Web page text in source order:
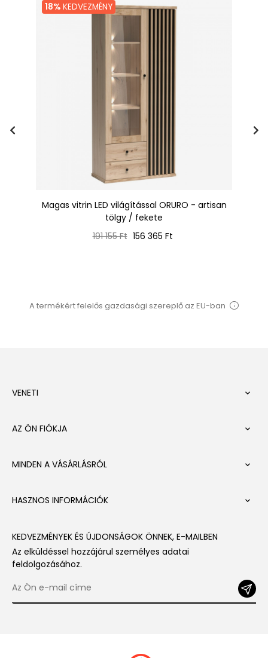
18% KEDVEZMÉNY
Magas vitrin LED világítással ORURO - artisan
tölgy / fekete
Normál
191 155 Ft Ár
156 365 Ft
A termékért felelős gazdasági szereplő az EU-ban
VENETI 
AZ ÖN FIÓKJA 
MINDEN A VÁSÁRLÁSRÓL 
HASZNOS INFORMÁCIÓK 
KEDVEZMÉNYEK ÉS ÚJDONSÁGOK ÖNNEK, E-MAILBEN
Az elküldéssel hozzájárul személyes adatai
feldolgozásához.